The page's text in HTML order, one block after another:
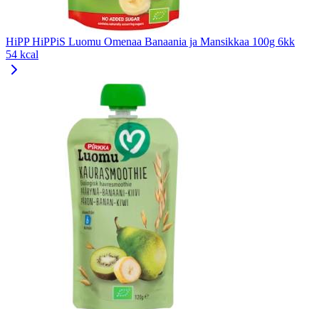
HiPP HiPPiS Luomu Omenaa Banaania ja Mansikkaa 100g 6kk
54 kcal